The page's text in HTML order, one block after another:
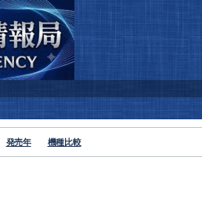
発売年 機種比較